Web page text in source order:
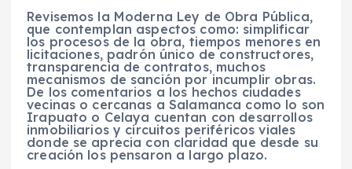
Revisemos la Moderna Ley de Obra Pública,
que contemplan aspectos como: simplificar
los procesos de la obra, tiempos menores en
licitaciones, padrón único de constructores,
transparencia de contratos, muchos
mecanismos de sanción por incumplir obras.
De los comentarios a los hechos ciudades
vecinas o cercanas a Salamanca como lo son
Irapuato o Celaya cuentan con desarrollos
inmobiliarios y circuitos periféricos viales
donde se aprecia con claridad que desde su
creación los pensaron a largo plazo.